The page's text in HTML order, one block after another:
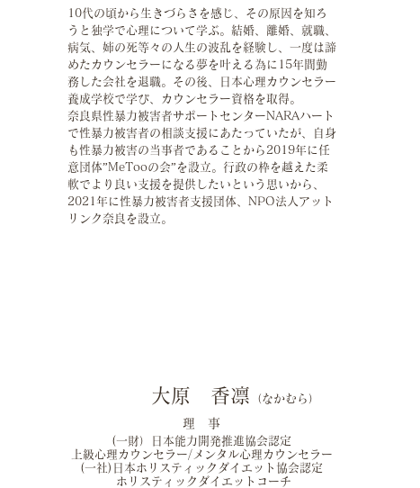
10代の頃から生きづらさを感じ、その原因を知ろ
うと独学で心理について学ぶ。結婚、離婚、就職、
病気、姉の死等々の人生の波乱を経験し、一度は諦
めたカウンセラーになる夢を叶える為に15年間勤
務した会社を退職。その後、日本心理カウンセラー
養成学校で学び、カウンセラー資格を取得。
奈良県性暴力被害者サポートセンターNARAハート
で性暴力被害者の相談支援にあたっていたが、自身
も性暴力被害の当事者であることから2019年に任
意団体”MeTooの会”を設立。
行政の枠を越えた柔
軟でより良い支援を提供したいという思いから、
2021 年に性暴力被害者支援団体、NPO法人アット
リンク奈良を設立。
大原 香凛 （なかむら）
理 事
(一財）日本能力開発推進協会認定
上級心理カウンセラー/メンタル心理カウンセラー
(一社) 日本ホリスティックダイエット協会認定
​ ホリスティックダイエットコーチ